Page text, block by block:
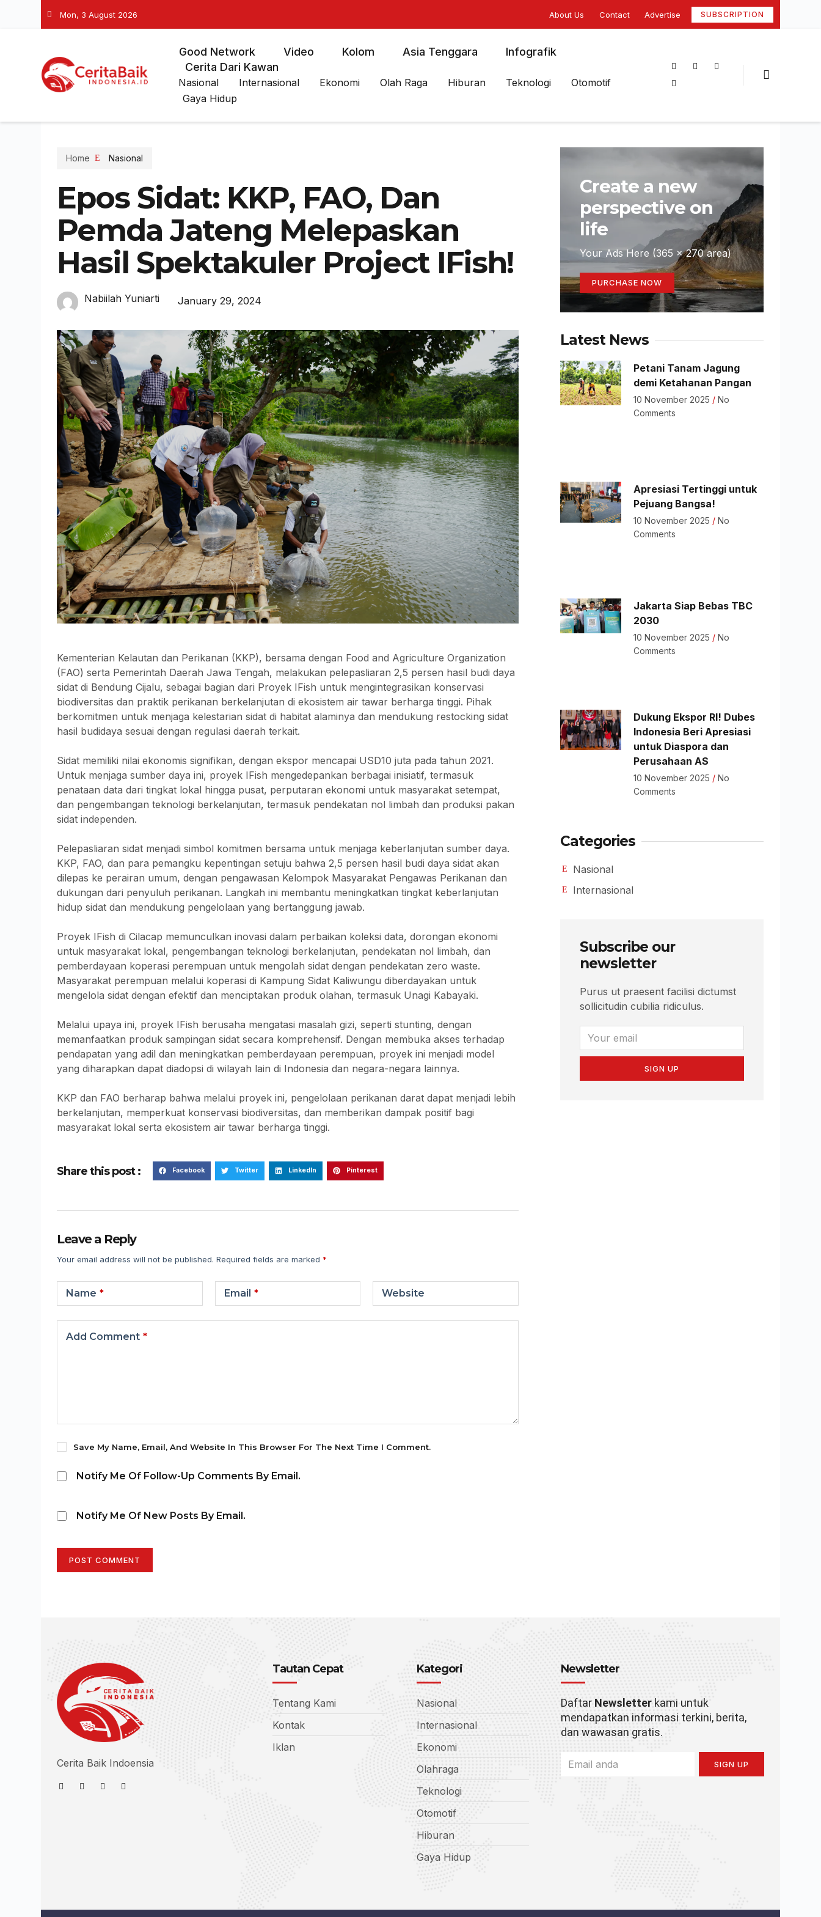
Mon, 3 August 2026 About Us Contact Advertise SUBSCRIPTION
Good Network Video Kolom Asia Tenggara
Infografik
Cerita Dari Kawan
Nasional Internasional Ekonomi Olah Raga Hiburan Teknologi
Otomotif
Gaya Hidup
Home Nasional
Epos Sidat: KKP, FAO, Dan
Pemda Jateng Melepaskan
Hasil Spektakuler Project IFish!
Nabiilah Yuniarti January 29, 2024
Kementerian Kelautan dan Perikanan (KKP), bersama dengan Food and Agriculture Organization
(FAO) serta Pemerintah Daerah Jawa Tengah, melakukan pelepasliaran 2,5 persen hasil budi daya
sidat di Bendung Cijalu, sebagai bagian dari Proyek IFish untuk mengintegrasikan konservasi
biodiversitas dan praktik perikanan berkelanjutan di ekosistem air tawar berharga tinggi. Pihak
berkomitmen untuk menjaga kelestarian sidat di habitat alaminya dan mendukung restocking sidat
hasil budidaya sesuai dengan regulasi daerah terkait.
Sidat memiliki nilai ekonomis signifikan, dengan ekspor mencapai USD10 juta pada tahun 2021.
Untuk menjaga sumber daya ini, proyek IFish mengedepankan berbagai inisiatif, termasuk
penataan data dari tingkat lokal hingga pusat, perputaran ekonomi untuk masyarakat setempat,
dan pengembangan teknologi berkelanjutan, termasuk pendekatan nol limbah dan produksi pakan
sidat independen.
Pelepasliaran sidat menjadi simbol komitmen bersama untuk menjaga keberlanjutan sumber daya.
KKP, FAO, dan para pemangku kepentingan setuju bahwa 2,5 persen hasil budi daya sidat akan
dilepas ke perairan umum, dengan pengawasan Kelompok Masyarakat Pengawas Perikanan dan
dukungan dari penyuluh perikanan. Langkah ini membantu meningkatkan tingkat keberlanjutan
hidup sidat dan mendukung pengelolaan yang bertanggung jawab.
Proyek IFish di Cilacap memunculkan inovasi dalam perbaikan koleksi data, dorongan ekonomi
untuk masyarakat lokal, pengembangan teknologi berkelanjutan, pendekatan nol limbah, dan
pemberdayaan koperasi perempuan untuk mengolah sidat dengan pendekatan zero waste.
Masyarakat perempuan melalui koperasi di Kampung Sidat Kaliwungu diberdayakan untuk
mengelola sidat dengan efektif dan menciptakan produk olahan, termasuk Unagi Kabayaki.
Melalui upaya ini, proyek IFish berusaha mengatasi masalah gizi, seperti stunting, dengan
memanfaatkan produk sampingan sidat secara komprehensif. Dengan membuka akses terhadap
pendapatan yang adil dan meningkatkan pemberdayaan perempuan, proyek ini menjadi model
yang diharapkan dapat diadopsi di wilayah lain di Indonesia dan negara-negara lainnya.
KKP dan FAO berharap bahwa melalui proyek ini, pengelolaan perikanan darat dapat menjadi lebih
berkelanjutan, memperkuat konservasi biodiversitas, dan memberikan dampak positif bagi
masyarakat lokal serta ekosistem air tawar berharga tinggi.
Share this post : Facebook Twitter LinkedIn Pinterest
Leave a Reply
Your email address will not be published. Required fields are marked *
Name * Email * Website
Add Comment *
Save My Name, Email, And Website In This Browser For The Next Time I Comment.
Notify Me Of Follow-Up Comments By Email.
Notify Me Of New Posts By Email.
POST COMMENT
Create a new
perspective on
life
Your Ads Here (365 x 270 area)
PURCHASE NOW
Latest News
Petani Tanam Jagung
demi Ketahanan Pangan
10 November 2025
No
Comments
Apresiasi Tertinggi untuk
Pejuang Bangsa!
10 November 2025
No
Comments
Jakarta Siap Bebas TBC
2030
10 November 2025
No
Comments
Dukung Ekspor RI! Dubes
Indonesia Beri Apresiasi
untuk Diaspora dan
Perusahaan AS
10 November 2025
No
Comments
Categories
Nasional
Internasional
Subscribe our
newsletter
Purus ut praesent facilisi dictumst
sollicitudin cubilia ridiculus.
SIGN UP
Cerita Baik Indoensia
Tautan Cepat
Tentang Kami
Kontak
Iklan
Kategori
Nasional
Internasional
Ekonomi
Olahraga
Teknologi
Otomotif
Hiburan
Gaya Hidup
Newsletter
Daftar Newsletterkami untuk
mendapatkan informasi terkini, berita,
dan wawasan gratis.
SIGN UP